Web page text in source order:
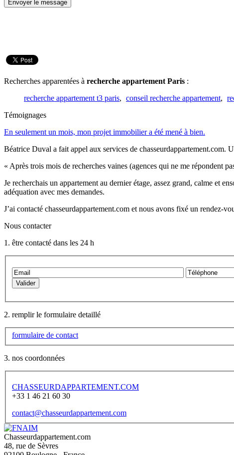
Recherches apparentées à recherche appartement Paris :
recherche appartement t3 paris, conseil recherche appartement,
Témoignages
En seulement un mois, mon projet immobilier a été mené à bien.
Béatrice Duval a fait appel aux services de chasseurdappartement.com.
« Après trois mois de recherches vaines (agences qui ne me répondent
Je recherchais un appartement au dernier étage, assez grand, calme et
adéquation avec mes demandes.
J’ai contacté chasseurdappartement.com et nous avons fixé un rendez-
Nous contacter
1. être contacté dans les 24 h
2. remplir le formulaire detaillé
formulaire de contact
3. nos coordonnées
CHASSEURDAPPARTEMENT.COM
+33 1 46 21 60 30
contact@chasseurdappartement.com
Chasseurdappartement.com
48, rue de Sèvres